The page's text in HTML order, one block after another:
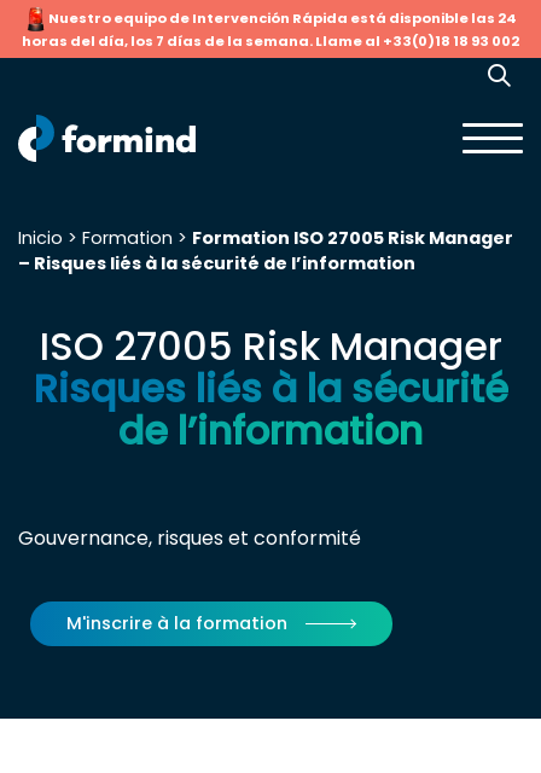
Nuestro equipo de Intervención Rápida está disponible las 24
horas del día, los 7 días de la semana. Llame al +33(0)18 18 93 002
Buscar:
Inicio > Formation > Formation ISO 27005 Risk Manager
– Risques liés à la sécurité de l’information
ISO 27005 Risk Manager
Risques liés à la sécurité
de l’information
Gouvernance, risques et conformité
M'inscrire à la formation